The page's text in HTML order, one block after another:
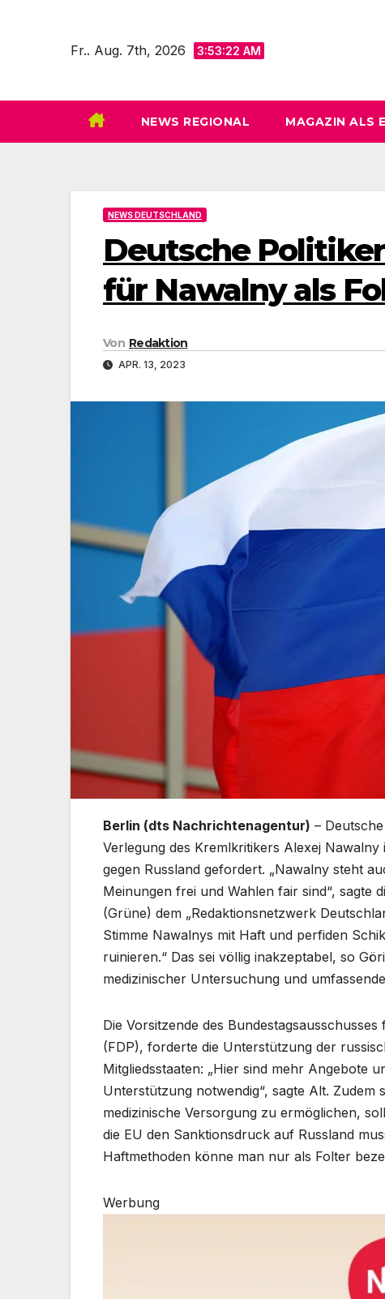
Fr.. Aug. 7th, 2026 3:53:23 AM
NEWS REGIONAL MAGAZIN ALS
NEWS DEUTSCHLAND
Deutsche
für Nawalny als
Von Redaktion
APR. 13, 2023
Berlin (dts Nachrichtenagentur) –
Verlegung des Kremlkritikers Alexej
gegen Russland gefordert. „Nawalny steht
Meinungen frei und Wahlen fair sind“, sagte
(Grüne) dem „Redaktionsnetzwerk
Stimme Nawalnys mit Haft und perfiden
ruinieren.“ Das sei völlig inakzeptabel, so
medizinischer Untersuchung und
Die Vorsitzende des
(FDP), forderte die Unterstützung der
Mitgliedsstaaten: „Hier sind mehr Angebote
Unterstützung notwendig“, sagte Alt.
medizinische Versorgung zu ermöglichen,
die EU den Sanktionsdruck auf Russland
Haftmethoden könne man nur als Folter
Werbung